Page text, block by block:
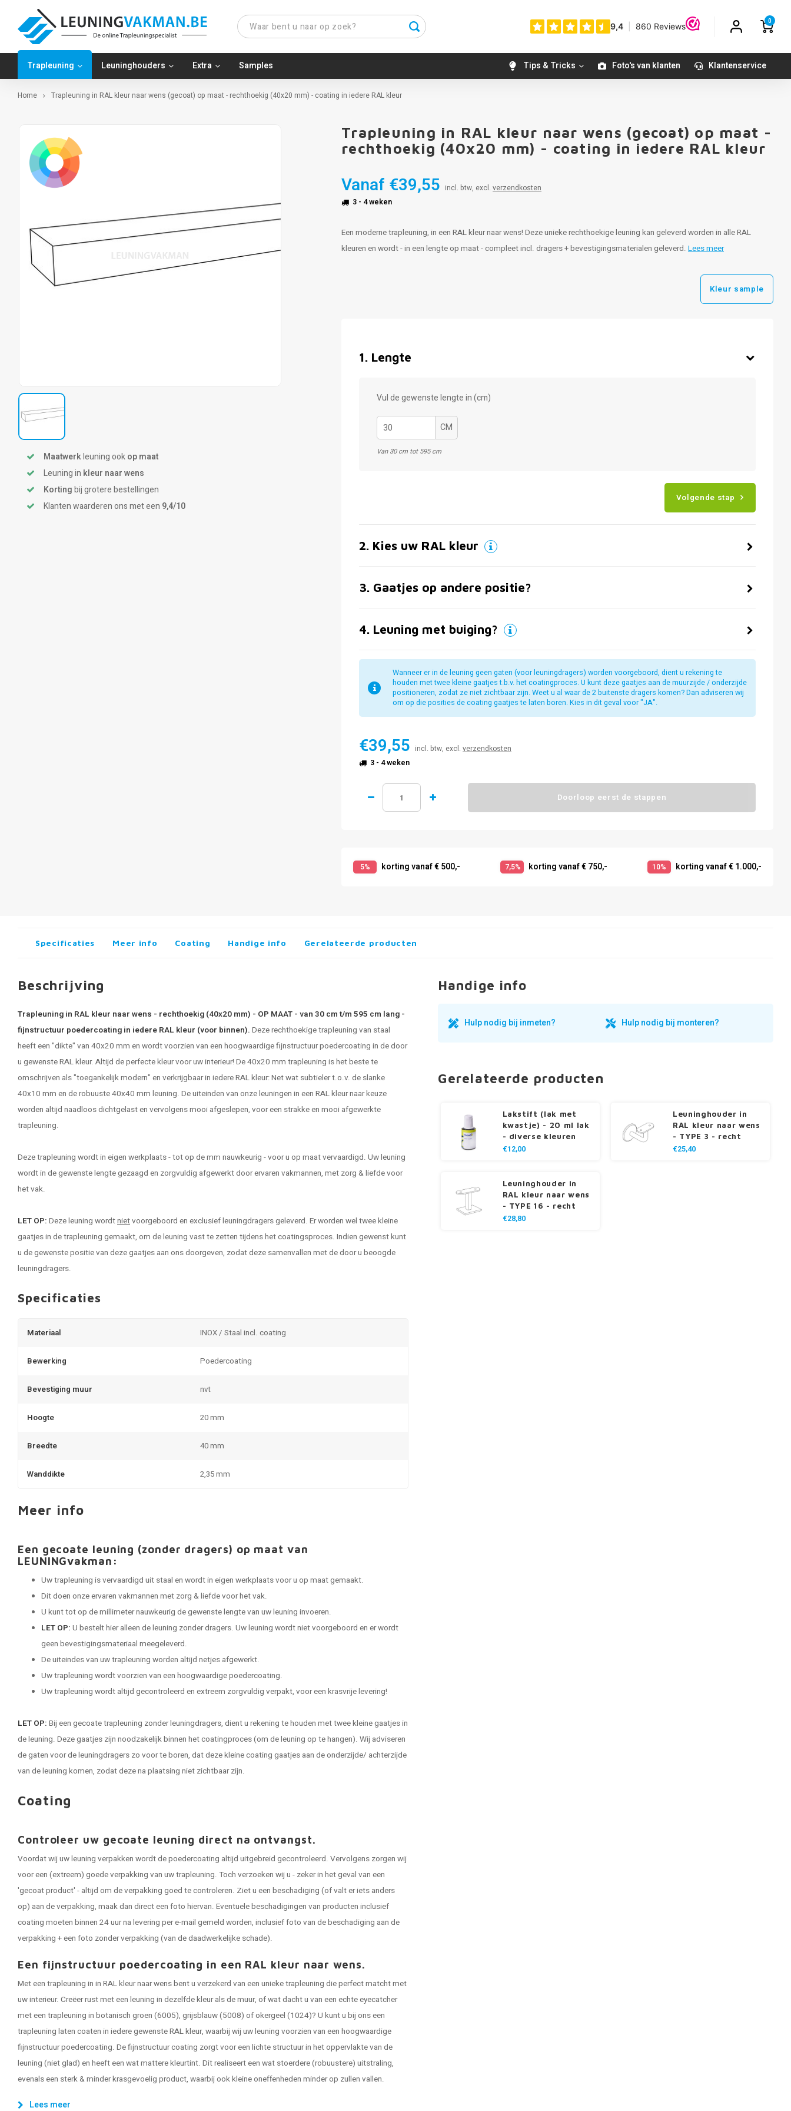
0
Trapleuning Leuninghouders Extra Samples Tips & Tricks Foto's van klanten Klantenservice
Home Trapleuning in RAL kleur naar wens (gecoat) op maat - rechthoekig (40x20 mm) - coating in iedere RAL kleur
Maatwerkleuning ookop maat
Leuning in kleur naar wens
Kortingbij grotere bestellingen
Klanten waarderen ons met een 9,4/10
Trapleuning in RAL kleur naar wens (gecoat) op maat -
rechthoekig (40x20 mm) - coating in iedere RAL kleur
Vanaf €39,55 incl. btw, excl. verzendkosten
3 - 4 weken
Een moderne trapleuning, in een RAL kleur naar wens! Deze unieke rechthoekige leuning kan geleverd worden in alle RAL
kleuren en wordt - in een lengte op maat - compleet incl. dragers + bevestigingsmaterialen geleverd. Lees meer
Kleur sample
1. Lengte
Vul de gewenste lengte in (cm)
CM
Van 30 cm tot 595 cm
Volgende stap
2. Kies uw RAL kleur
3. Gaatjes op andere positie?
4. Leuning met buiging?
Wanneer er in de leuning geen gaten (voor leuningdragers) worden voorgeboord, dient u rekening te
houden met twee kleine gaatjes t.b.v. het coatingproces. U kunt deze gaatjes aan de muurzijde / onderzijde
positioneren, zodat ze niet zichtbaar zijn. Weet u al waar de 2 buitenste dragers komen? Dan adviseren wij
om op die posities de coating gaatjes te laten boren. Kies in dit geval voor "JA".
€39,55 incl. btw, excl. verzendkosten
3 - 4 weken
Doorloop eerst de stappen
5% korting vanaf € 500,- 7,5% korting vanaf € 750,- 10% korting vanaf € 1.000,-
Specificaties Meer info Coating Handige info Gerelateerde producten
Beschrijving
Trapleuning in RAL kleur naar wens - rechthoekig (40x20 mm) - OP MAAT - van 30 cm t/m 595 cm lang -
fijnstructuur poedercoating in iedere RAL kleur (voor binnen). Deze rechthoekige trapleuning van staal
heeft een "dikte" van 40x20 mm en wordt voorzien van een hoogwaardige fijnstructuur poedercoating in de door
u gewenste RAL kleur. Altijd de perfecte kleur voor uw interieur! De 40x20 mm trapleuning is het beste te
omschrijven als "toegankelijk modern" en verkrijgbaar in iedere RAL kleur: Net wat subtieler t.o.v. de slanke
40x10 mm en de robuuste 40x40 mm leuning. De uiteinden van onzeleuningen in een RAL kleur naar keuze
worden altijd naadloos dichtgelast en vervolgens mooi afgeslepen, voor een strakke en mooi afgewerkte
trapleuning.
Deze trapleuning wordt in eigen werkplaats - tot op de mm nauwkeurig - voor u op maat vervaardigd. Uw leuning
wordt in de gewenste lengte gezaagd en zorgvuldig afgewerkt door ervaren vakmannen, met zorg & liefde voor
het vak.
LET OP: Deze leuning wordtnietvoorgeboord en exclusief leuningdragers geleverd. Er worden wel twee kleine
gaatjes in de trapleuning gemaakt, om de leuning vast te zetten tijdens het coatingsproces. Indien gewenst kunt
u de gewenste positie van deze gaatjes aan ons doorgeven, zodat deze samenvallen met de door u beoogde
leuningdragers.
Specificaties
Materiaal INOX / Staal incl. coating
Bewerking Poedercoating
Bevestiging muur nvt
Hoogte 20 mm
Breedte 40 mm
Wanddikte 2,35 mm
Meer info
Een gecoate leuning (zonder dragers) op maat van
LEUNINGvakman:
Uw trapleuning is vervaardigd uit staal en wordt in eigen werkplaats voor u op maat gemaakt.
Dit doen onze ervaren vakmannen met zorg & liefde voor het vak.
U kunt tot op de millimeter nauwkeurig de gewenste lengte van uw leuning invoeren.
LET OP: U bestelt hier alleen de leuning zonder dragers. Uw leuning wordt niet voorgeboord en er wordt
geen bevestigingsmateriaal meegeleverd.
De uiteindes van uw trapleuning worden altijd netjes afgewerkt.
Uw trapleuning wordt voorzien van een hoogwaardige poedercoating.
Uw trapleuning wordt altijd gecontroleerd en extreem zorgvuldig verpakt, voor een krasvrije levering!
LET OP: Bij een gecoate trapleuning zonder leuningdragers, dient u rekening te houden met twee kleine gaatjes in
de leuning. Deze gaatjes zijn noodzakelijk binnen het coatingproces (om de leuning op te hangen). Wij adviseren
de gaten voor de leuningdragers zo voor te boren, dat deze kleine coating gaatjes aan de onderzijde/ achterzijde
van de leuning komen, zodat deze na plaatsing niet zichtbaar zijn.
Coating
Controleer uw gecoate leuning direct na ontvangst.
Voordat wij uw leuning verpakken wordt de poedercoating altijd uitgebreid gecontroleerd. Vervolgens zorgen wij
voor een (extreem) goede verpakking van uw trapleuning. Toch verzoeken wij u - zeker in het geval van een
'gecoat product' - altijd om de verpakking goed te controleren. Ziet u een beschadiging (of valt er iets anders
op) aan de verpakking, maak dan direct een foto hiervan. Eventuele beschadigingen van producten inclusief
coating moeten binnen 24 uur na levering per e-mail gemeld worden, inclusief foto van de beschadiging aan de
verpakking + een foto zonder verpakking (van de daadwerkelijke schade).
Een fijnstructuur poedercoating in een RAL kleur naar wens.
Met een trapleuning in in RAL kleur naar wens bent u verzekerd van een unieke trapleuning die perfect matcht met
uw interieur. Creëer rust met een leuning in dezelfde kleur als de muur, of wat dacht u van een echte eyecatcher
met een trapleuning in botanisch groen (6005), grijsblauw (5008) of okergeel (1024)? U kunt u bij ons een
trapleuning laten coaten in iedere gewenste RAL kleur, waarbij wij uw leuning voorzien van een hoogwaardige
fijnstructuur poedercoating. De fijnstructuur coating zorgt voor een lichte structuur in het oppervlakte van de
leuning (niet glad) en heeft een wat mattere kleurtint. Dit realiseert een wat stoerdere (robuustere) uitstraling,
evenals een sterk & minder krasgevoelig product, waarbij ook kleine oneffenheden minder op zullen vallen.
Lees meer
Handige info
Hulp nodig bij inmeten? Hulp nodig bij monteren?
Gerelateerde producten
Lakstift (lak met
kwastje) - 20 ml lak
- diverse kleuren
€12,00
Leuninghouder in
RAL kleur naar wens
- TYPE 3 - recht
€25,40
Leuninghouder in
RAL kleur naar wens
- TYPE 16 - recht
€28,80